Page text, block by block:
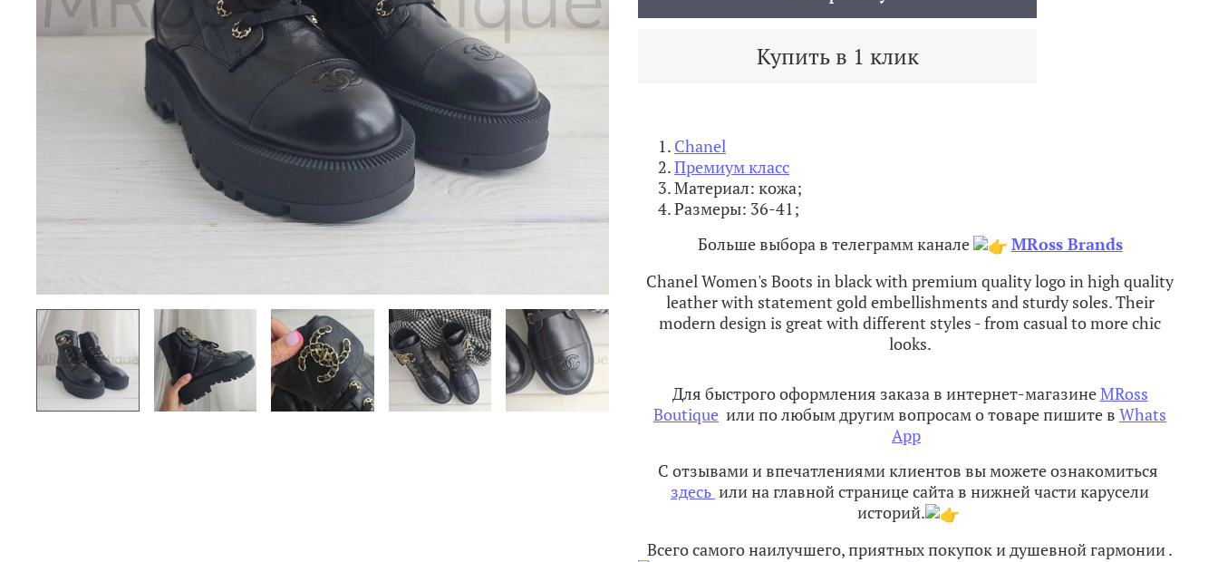
Купить в 1 клик
Chanel
Премиум класс
Материал: кожа;
Размеры: 36-41;
Больше выбора в телеграмм канале
MRoss Brands
Chanel Women's Boots in black with premium quality logo in high quality
leather with statement gold embellishments and sturdy soles. Their
modern design is great with different styles - from casual to more chic
looks.​
Для быстрого оформления заказа в интернет-магазинеMRoss
Boutique или по любым другим вопросам о товаре пишите в Whats
App
С отзывами и впечатлениями клиентов вы можете ознакомиться
здесь или на главной странице сайта в нижней части карусели
историй.
Всего самого наилучшего, приятных покупок и душевной гармонии.